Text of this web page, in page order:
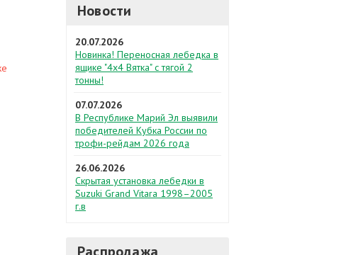
Новости
20.07.2026
Новинка! Переносная лебедка в
ящике "4х4 Вятка" с тягой 2
тонны!
07.07.2026
В Республике Марий Эл выявили
победителей Кубка России по
трофи-рейдам 2026 года
26.06.2026
Скрытая установка лебедки в
Suzuki Grand Vitara 1998–2005
г.в